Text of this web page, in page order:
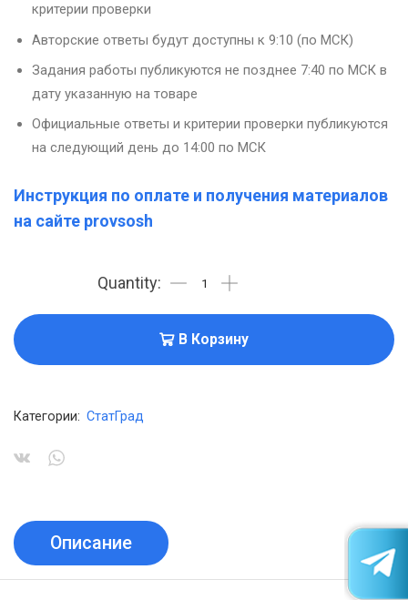
критерии проверки
Авторские ответы будут доступны к 9:10 (по МСК)
Задания работы публикуются не позднее 7:40 по МСК в
дату указанную на товаре
Официальные ответы и критерии проверки публикуются
на следующий день до 14:00 по МСК
Инструкция по оплате и получения материалов
на сайте provsosh
В Корзину
Категории: СтатГрад
Описание